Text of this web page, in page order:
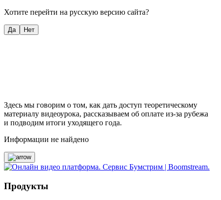
Хотите перейти на русскую версию сайта?
Да Нет
Здесь мы говорим о том, как дать доступ теоретическому
материалу видеоурока, рассказываем об оплате из-за рубежа
и подводим итоги уходящего года.
Информации не найдено
Продукты